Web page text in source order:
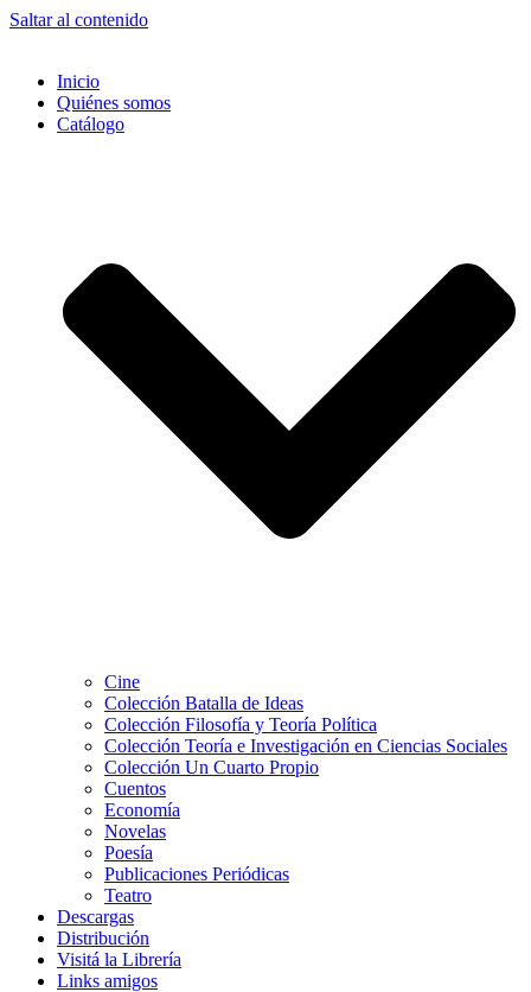
Saltar al contenido
Inicio
Quiénes somos
Catálogo
Cine
Colección Batalla de Ideas
Colección Filosofía y Teoría Política
Colección Teoría e Investigación en Ciencias Sociales
Colección Un Cuarto Propio
Cuentos
Economía
Novelas
Poesía
Publicaciones Periódicas
Teatro
Descargas
Distribución
Visitá la Librería
Links amigos